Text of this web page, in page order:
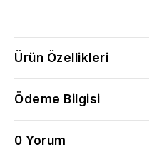
Ürün Özellikleri
Ödeme Bilgisi
0 Yorum